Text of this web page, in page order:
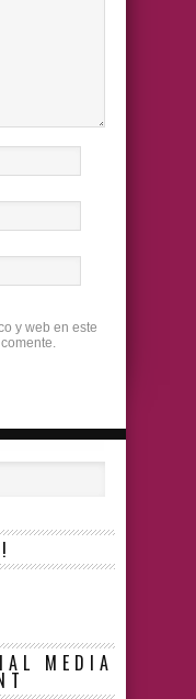
y web en este
MEDIA